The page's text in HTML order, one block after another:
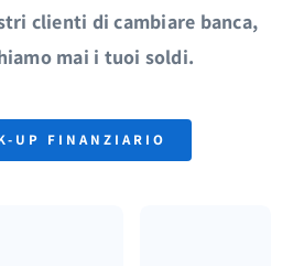
clienti di cambiare banca,
mai i tuoi soldi.
UP FINANZIARIO